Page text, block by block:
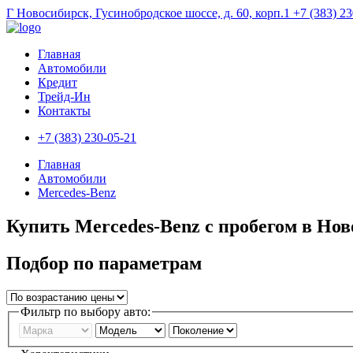
Г Новосибирск, Гусинобродское шоссе, д. 60, корп.1 +7 (383)
Главная
Автомобили
Кредит
Трейд-Ин
Контакты
+7 (383) 230-05-21
Главная
Автомобили
Mercedes-Benz
Купить Mercedes-Benz с пробегом в
Подбор по параметрам
Фильтр по выбору авто: